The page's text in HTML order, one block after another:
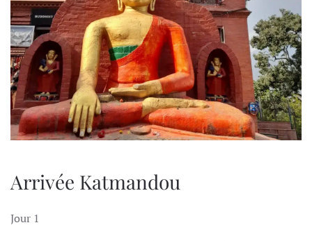
Arrivée Katmandou
Jour 1